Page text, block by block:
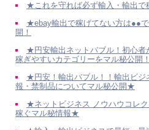
★これを守れば必ず輸入・輸出
★ebay輸出で稼げてない方は●●
開！
★円安輸出ネットバブル！初心者
稼ぎやすいカテゴリーをマル秘公開
★円安！輸出バブル！！輸出ビジ
報・禁制品についてマル秘公開★
★ネットビジネス ノウハウコレ
稼ぐマル秘情報★